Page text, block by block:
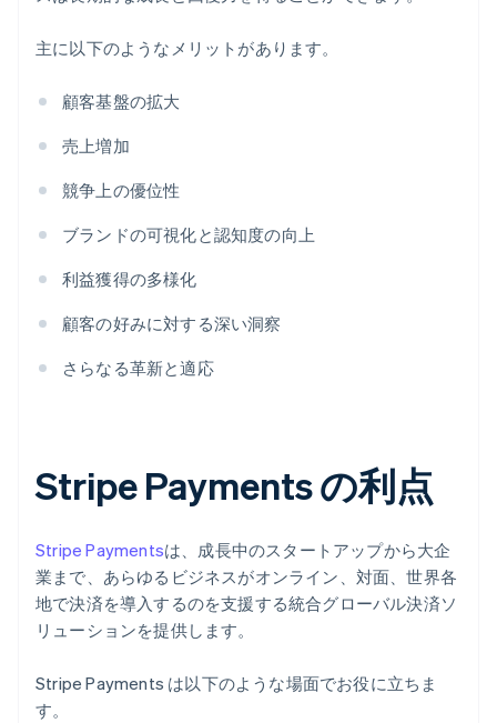
主に以下のようなメリットがあります。
顧客基盤の拡大
売上増加
競争上の優位性
ブランドの可視化と認知度の向上
利益獲得の多様化
顧客の好みに対する深い洞察
さらなる革新と適応
Stripe Payments の利点
Stripe Paymentsは、成長中のスタートアップから大企
業まで、あらゆるビジネスがオンライン、対面、世界各
地で決済を導入するのを支援する統合グローバル決済ソ
リューションを提供します。
Stripe Payments は以下のような場面でお役に立ちま
す。